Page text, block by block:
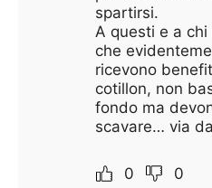
spartirsi.
A questi e a
che
ricevono
cotillon, non
fondo ma
scavare… via
0 0